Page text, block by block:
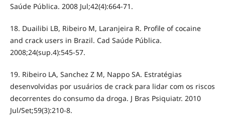
Saúde Pública. 2008 Jul;42(4):664-71.
18. Duailibi LB, Ribeiro M, Laranjeira R. Profile of cocaine
and crack users in Brazil. Cad Saúde Pública.
2008;24(sup.4):545-57.
19. Ribeiro LA, Sanchez Z M, Nappo SA. Estratégias
desenvolvidas por usuários de crack para lidar com os riscos
decorrentes do consumo da droga. J Bras Psiquiatr. 2010
Jul/Set;59(3):210-8.